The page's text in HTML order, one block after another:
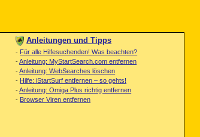
Anleitungen und Tipps
- Für alle Hilfesuchenden! Was beachten?
-Anleitung: MyStartSearch.com entfernen
-Anleitung: WebSearches löschen
- Hilfe: iStartSurf entfernen – so gehts!
-Anleitung: Omiga Plus richtig entfernen
- Browser Viren entfernen